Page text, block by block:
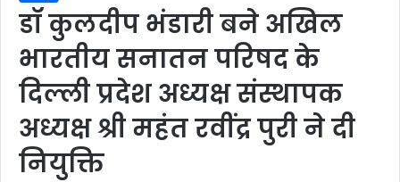
डॉ कुलदीप भंडारी बने अखिल
भारतीय सनातन परिषद के
दिल्ली प्रदेश अध्यक्ष संस्थापक
अध्यक्ष श्री महंत रवींद्र पुरी ने दी
नियुक्ति